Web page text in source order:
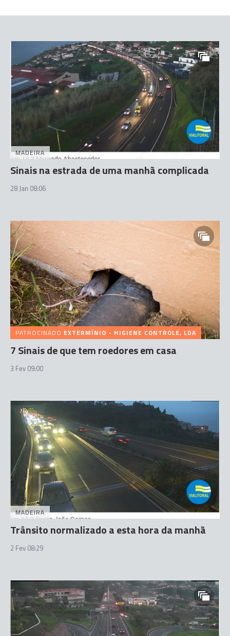
MADEIRA
Sinais na estrada de uma manhã complicada
28 Jan 08:06
PATROCINADO EXTERMÍNIO - HIGIENE CONTROLE, LDA
7 Sinais de que tem roedores em casa
3 Fev 09:00
MADEIRA
Trânsito normalizado a esta hora da manhã
2 Fev 08:29